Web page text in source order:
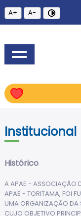
A+ A-
Institucional
Histórico
A APAE - ASSOCIAÇÃO
APAE - TORITAMA, FOI
UMA ORGANIZAÇÃO DA
CUJO OBJETIVO